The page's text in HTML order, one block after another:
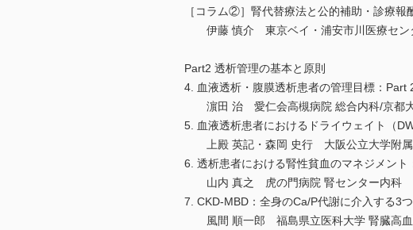
［コラム②］腎代替療法と公的補助・診療
伊藤 慎介 東京ベイ・浦安市川医療セン
Part2 透析管理の基本と原則
4. 血液透析・腹膜透析患者の管理目標：Part
濵田 治 愛仁会高槻病院 総合内科/京都大
5. 血液透析患者におけるドライウェイト（
上殿 英記・森岡 史行 大阪公立大学附属
6. 透析患者における腎性貧血のマネジメント
山内 真之 虎の門病院 腎センター内科
7. CKD-MBD：全身のCa/P代謝に介入する3
風間 順一郎 福島県立医科大学 腎臓高血